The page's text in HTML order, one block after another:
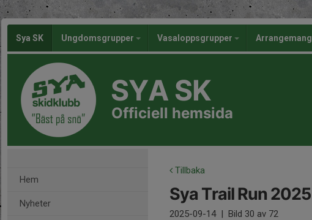
Sya SK Ungdomsgrupper Vasaloppsgrupper Arrangemang
SYA SK
Officiell hemsida
Hem
Nyheter
Tillbaka
Sya Trail Run 2025
2025-09-14 | Bild 30 av 72